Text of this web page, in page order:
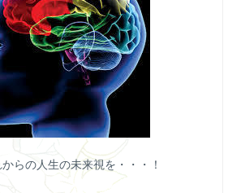
らの人生の未来視を・・・！